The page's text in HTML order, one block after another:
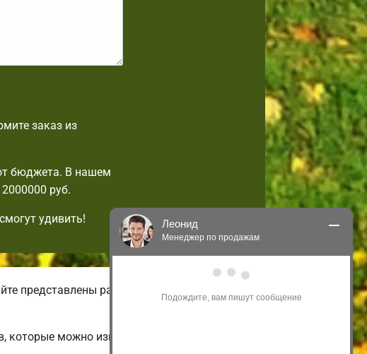
заказ из
бюджета. В нашем
руб.
удивить!
представлены разнообразные виды
которые можно изменить на свой вкус.
Леонид
Менеджер по продажам
Здравствуйте! Я могу
акциям и проектам.